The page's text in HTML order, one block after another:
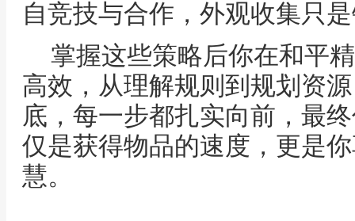
自竞技与合作，外观收集只
掌握这些策略后你在和平
高效，从理解规则到规划资
底，每一步都扎实向前，最
仅是获得物品的速度，更是
慧。